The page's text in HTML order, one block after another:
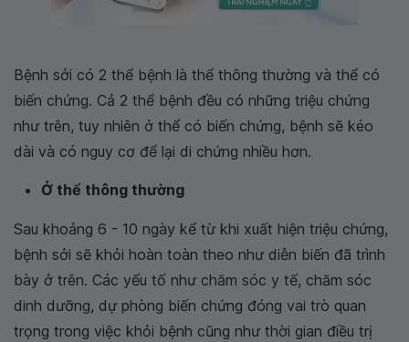
Bệnh sởi có 2 thể bệnh là thể thông thường và thể có
biến chứng. Cả 2 thể bệnh đều có những triệu chứng
như trên, tuy nhiên ở thể có biến chứng, bệnh sẽ kéo
dài và có nguy cơ để lại di chứng nhiều hơn.
Ở thể thông thường
Sau khoảng 6 - 10 ngày kể từ khi xuất hiện triệu chứng,
bệnh sởi sẽ khỏi hoàn toàn theo như diễn biến đã trình
bày ở trên. Các yếu tố như chăm sóc y tế, chăm sóc
dinh dưỡng, dự phòng biến chứng đóng vai trò quan
trọng trong việc khỏi bệnh cũng như thời gian điều trị